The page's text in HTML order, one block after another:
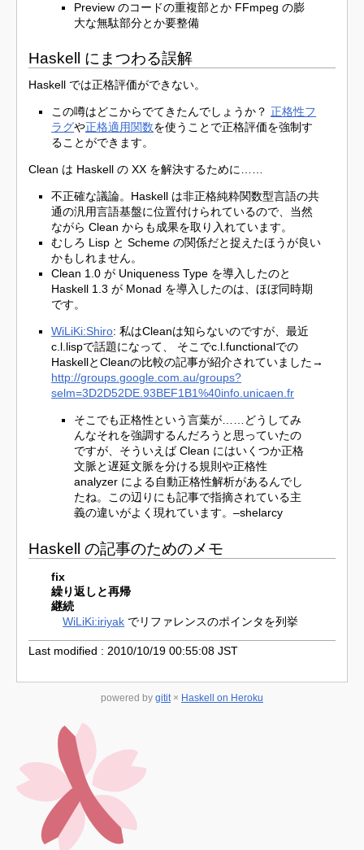
Preview のコードの重複部とか FFmpeg の膨
大な無駄部分とか要整備
Haskell にまつわる誤解
Haskell では正格評価ができない。
この噂はどこからでてきたんでしょうか？正格性フ
ラグや正格適用関数を使うことで正格評価を強制す
ることができます。
Clean は Haskell の XX を解決するために……
不正確な議論。Haskell は非正格純粋関数型言語の共
通の汎用言語基盤に位置付けられているので、当然
ながら Clean からも成果を取り入れています。
むしろ Lisp と Scheme の関係だと捉えたほうが良い
かもしれません。
Clean 1.0 が Uniqueness Type を導入したのと
Haskell 1.3 が Monad を導入したのは、ほぼ同時期
です。
WiLiKi:Shiro: 私はCleanは知らないのですが、最近
c.l.lispで話題になって、 そこでc.l.functionalでの
HaskellとCleanの比較の記事が紹介されていました→
http://groups.google.com.au/groups?
selm=3D2D52DE.93BEF1B1%40info.unicaen.fr
そこでも正格性という言葉が……どうしてみ
んなそれを強調するんだろうと思っていたの
ですが、そういえば Clean にはいくつか正格
文脈と遅延文脈を分ける規則や正格性
analyzer による自動正格性解析があるんでし
たね。この辺りにも記事で指摘されている主
義の違いがよく現れています。–shelarcy
Haskell の記事のためのメモ
fix
繰り返しと再帰
継続
WiLiKi:iriyak でリファレンスのポインタを列挙
Last modified : 2010/10/19 00:55:08 JST
powered by gitit × Haskell on Heroku